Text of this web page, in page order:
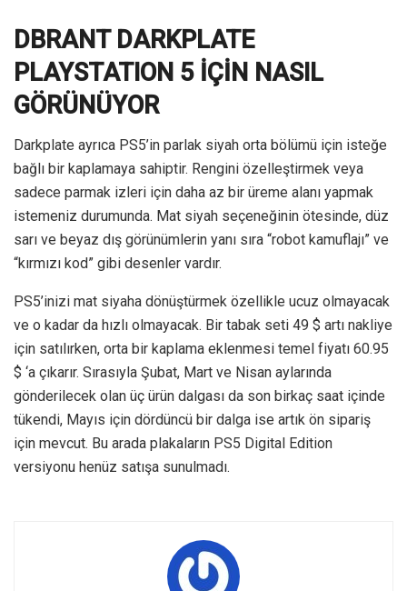
DBRANT DARKPLATE
PLAYSTATION 5 İÇİN NASIL
GÖRÜNÜYOR
Darkplate ayrıca PS5’in parlak siyah orta bölümü için isteğe
bağlı bir kaplamaya sahiptir. Rengini özelleştirmek veya
sadece parmak izleri için daha az bir üreme alanı yapmak
istemeniz durumunda. Mat siyah seçeneğinin ötesinde, düz
sarı ve beyaz dış görünümlerin yanı sıra “robot kamuflajı” ve
“kırmızı kod” gibi desenler vardır.
PS5’inizi mat siyaha dönüştürmek özellikle ucuz olmayacak
ve o kadar da hızlı olmayacak. Bir tabak seti 49 $ artı nakliye
için satılırken, orta bir kaplama eklenmesi temel fiyatı 60.95
$ ‘a çıkarır. Sırasıyla Şubat, Mart ve Nisan aylarında
gönderilecek olan üç ürün dalgası da son birkaç saat içinde
tükendi, Mayıs için dördüncü bir dalga ise artık ön sipariş
için mevcut. Bu arada plakaların PS5 Digital Edition
versiyonu henüz satışa sunulmadı.